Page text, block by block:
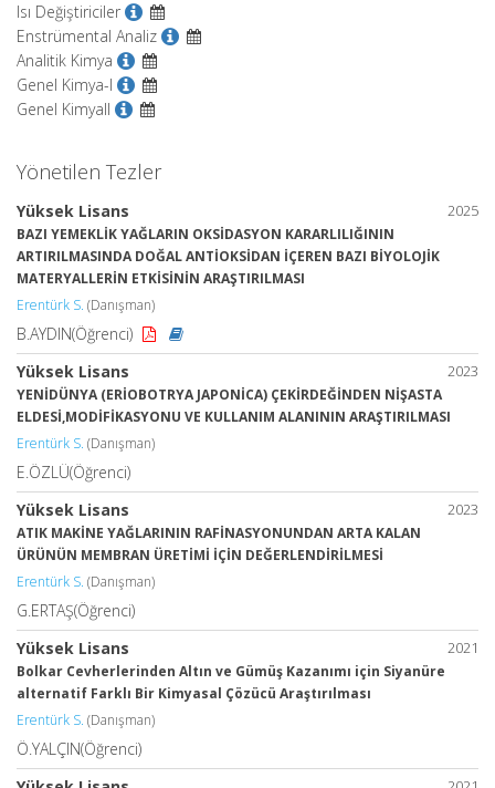
Isı Değiştiriciler
Enstrümental Analiz
Analitik Kimya
Genel Kimya-I
Genel KimyaII
Yönetilen Tezler
2025
Yüksek Lisans
BAZI YEMEKLİK YAĞLARIN OKSİDASYON KARARLILIĞININ
ARTIRILMASINDA DOĞAL ANTİOKSİDAN İÇEREN BAZI BİYOLOJİK
MATERYALLERİN ETKİSİNİN ARAŞTIRILMASI
Erentürk S. (Danışman)
B.AYDIN(Öğrenci)
2023
Yüksek Lisans
YENİDÜNYA (ERİOBOTRYA JAPONİCA) ÇEKİRDEĞİNDEN NİŞASTA
ELDESİ,MODİFİKASYONU VE KULLANIM ALANININ ARAŞTIRILMASI
Erentürk S. (Danışman)
E.ÖZLÜ(Öğrenci)
2023
Yüksek Lisans
ATIK MAKİNE YAĞLARININ RAFİNASYONUNDAN ARTA KALAN
ÜRÜNÜN MEMBRAN ÜRETİMİ İÇİN DEĞERLENDİRİLMESİ
Erentürk S. (Danışman)
G.ERTAŞ(Öğrenci)
2021
Yüksek Lisans
Bolkar Cevherlerinden Altın ve Gümüş Kazanımı için Siyanüre
alternatif Farklı Bir Kimyasal Çözücü Araştırılması
Erentürk S. (Danışman)
Ö.YALÇIN(Öğrenci)